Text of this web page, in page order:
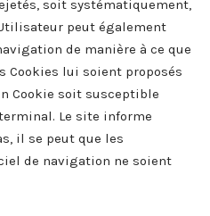
soit systématiquement,
peut également
de manière à ce que
Cookies lui soient proposés
Cookie soit susceptible
Le site informe
il se peut que les
de navigation ne soient